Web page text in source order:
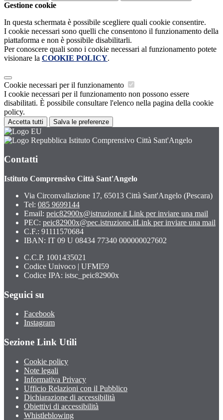
Gestione cookie
In questa schermata è possibile scegliere quali cookie consentire.
I cookie necessari sono quelli che consentono il funzionamento della
piattaforma e non è possibile disabilitarli.
Per conoscere quali sono i cookie necessari al funzionamento potete
visionare la COOKIE POLICY.
Cookie necessari per il funzionamento
I cookie necessari per il funzionamento non possono essere
disabilitati. È possibile consultare l'elenco nella pagina della cookie
policy.
Accetta tutti Salva le preferenze
Istituto Comprensivo Città Sant'Angelo
Contatti
Istituto Comprensivo Città Sant'Angelo
Via Circonvallazione 17, 65013 Città Sant'Angelo (Pescara)
Tel: 085 9699144
Email: peic82900x@istruzione.it Link per inviare una mail
PEC: peic82900x@pec.istruzione.itLink per inviare una mail
C.F.: 91111570684
IBAN: IT 09 U 08434 77340 000000027602
C.C.P. 1001435021
Codice Univoco | UFMI59
Codice IPA: istsc_peic82900x
Seguici su
Facebook
Instagram
Sezione Link Utili
Cookie policy
Note legali
Informativa Privacy
Ufficio Relazioni con il Pubblico
Dichiarazione di accessibilità
Obiettivi di accessibilità
Whistleblowing